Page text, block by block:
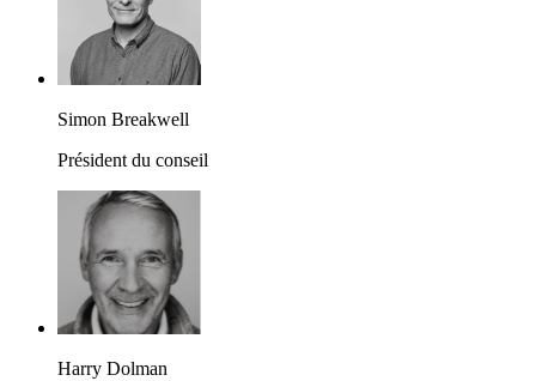
Simon Breakwell
Président du conseil
Harry Dolman